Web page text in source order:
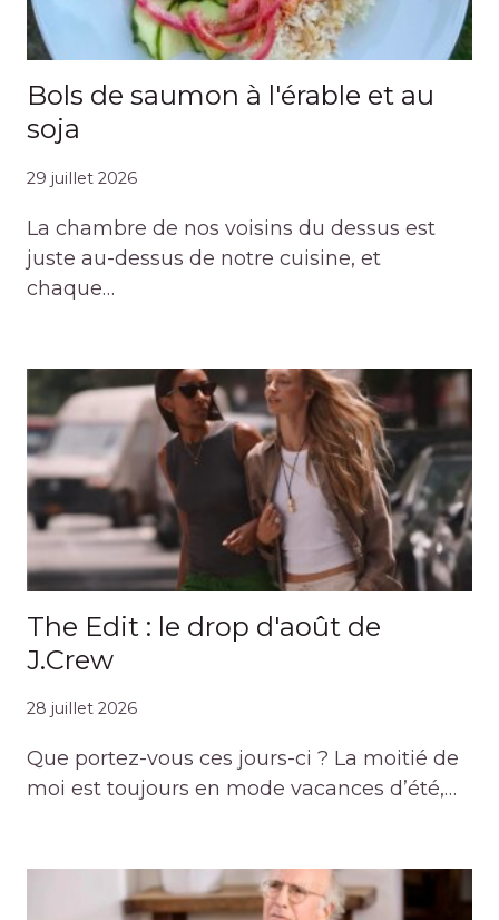
Bols de saumon à l'érable et au
soja
29 juillet 2026
La chambre de nos voisins du dessus est
juste au-dessus de notre cuisine, et
chaque…
The Edit : le drop d'août de
J.Crew
28 juillet 2026
Que portez-vous ces jours-ci ? La moitié de
moi est toujours en mode vacances d’été,…